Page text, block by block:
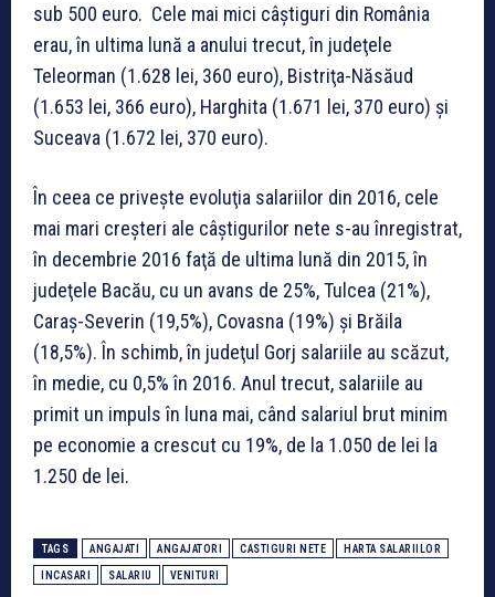
sub 500 euro. Cele mai mici câştiguri din România
erau, în ultima lună a anului trecut, în judeţele
Teleorman (1.628 lei, 360 euro), Bistriţa-Năsăud
(1.653 lei, 366 euro), Harghita (1.671 lei, 370 euro) şi
Suceava (1.672 lei, 370 euro).
În ceea ce priveşte evoluţia salariilor din 2016, cele
mai mari creşteri ale câştigurilor nete s-au înregistrat,
în decembrie 2016 faţă de ultima lună din 2015, în
judeţele Bacău, cu un avans de 25%, Tulcea (21%),
Caraş-Severin (19,5%), Covasna (19%) şi Brăila
(18,5%). În schimb, în judeţul Gorj salariile au scăzut,
în medie, cu 0,5% în 2016. Anul trecut, salariile au
primit un impuls în luna mai, când salariul brut minim
pe economie a crescut cu 19%, de la 1.050 de lei la
1.250 de lei.
TAGS ANGAJATI ANGAJATORI CASTIGURI NETE HARTA SALARIILOR
INCASARI SALARIU VENITURI